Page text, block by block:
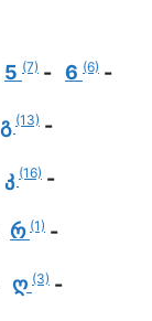
5 (7) 6 (6)
გ (13)
კ (16)
რ (1)
ღ (3)